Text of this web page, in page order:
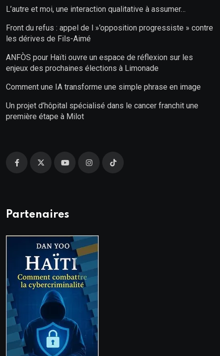
L’autre et moi, une interaction qualitative à assumer…
Front du refus : appel de l »’opposition progressiste » contre
les dérives de Fils-Aimé
ANFÒS pour Haïti ouvre un espace de réflexion sur les
enjeux des prochaines élections à Limonade
Comment une IA transforme une simple phrase en image
Un projet d’hôpital spécialisé dans le cancer franchit une
première étape à Milot
Partenaires